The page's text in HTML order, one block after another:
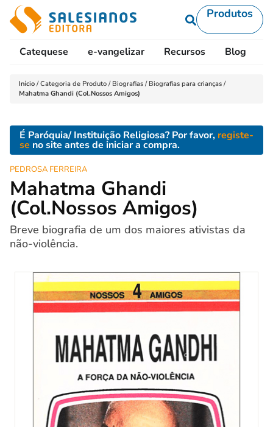
Produtos
Catequese e-vangelizar Recursos Blog
Início /Categoria de Produto / Biografias / Biografias para crianças /
Mahatma Ghandi (Col.Nossos Amigos)
É Paróquia/ Instituição Religiosa? Por favor, registe-
se no site antes de iniciar a compra.
PEDROSA FERREIRA
Mahatma Ghandi
(Col.Nossos Amigos)
Breve biografia de um dos maiores ativistas da
não-violência.